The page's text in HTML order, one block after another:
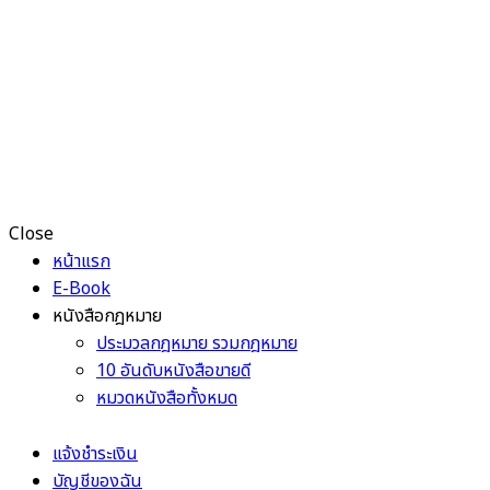
Close
หน้าแรก
E-Book
หนังสือกฎหมาย
ประมวลกฎหมาย รวมกฎหมาย
10 อันดับหนังสือขายดี
หมวดหนังสือทั้งหมด
แจ้งชำระเงิน
บัญชีของฉัน